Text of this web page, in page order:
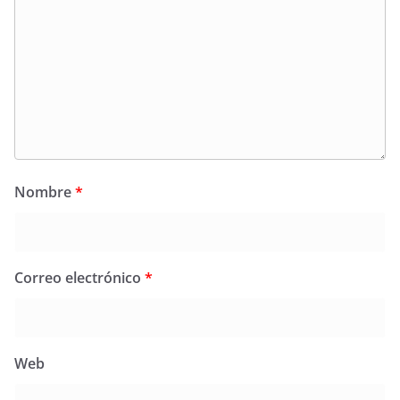
Nombre*
Correo electrónico *
Web